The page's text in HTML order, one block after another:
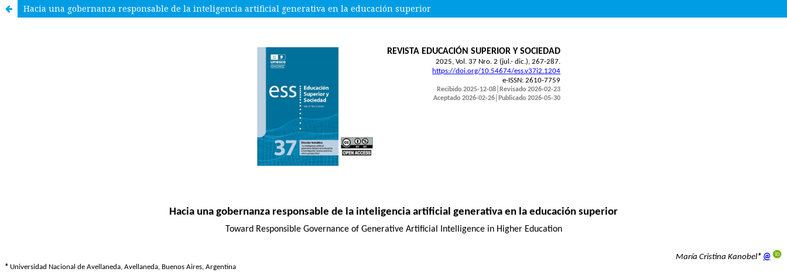
Hacia una gobernanza responsable de la inteligencia artificial generativa en la educación superior